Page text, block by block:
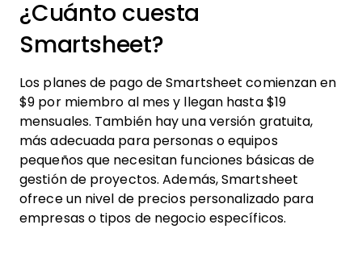
¿Cuánto cuesta
Smartsheet?
Los planes de pago de Smartsheet comienzan en
$9 por miembro al mes y llegan hasta $19
mensuales. También hay una versión gratuita,
más adecuada para personas o equipos
pequeños que necesitan funciones básicas de
gestión de proyectos. Además, Smartsheet
ofrece un nivel de precios personalizado para
empresas o tipos de negocio específicos.